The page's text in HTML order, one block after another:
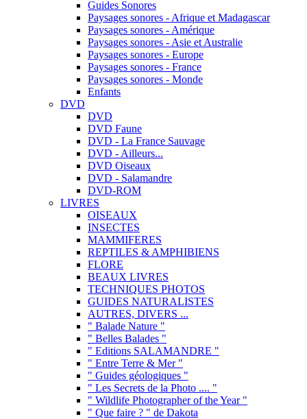
Guides Sonores
Paysages sonores - Afrique et Madagascar
Paysages sonores - Amérique
Paysages sonores - Asie et Australie
Paysages sonores - Europe
Paysages sonores - France
Paysages sonores - Monde
Enfants
DVD
DVD
DVD Faune
DVD - La France Sauvage
DVD - Ailleurs...
DVD Oiseaux
DVD - Salamandre
DVD-ROM
LIVRES
OISEAUX
INSECTES
MAMMIFERES
REPTILES & AMPHIBIENS
FLORE
BEAUX LIVRES
TECHNIQUES PHOTOS
GUIDES NATURALISTES
AUTRES, DIVERS ...
" Balade Nature "
" Belles Balades "
" Editions SALAMANDRE "
" Entre Terre & Mer "
" Guides géologiques "
" Les Secrets de la Photo .... "
" Wildlife Photographer of the Year "
" Que faire ? " de Dakota